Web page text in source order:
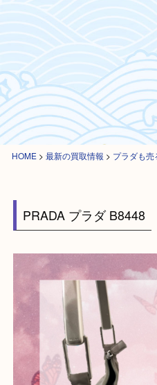
HOME
PRADA プラダ B8448